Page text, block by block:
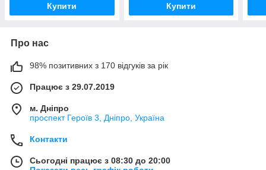
Купити Купити
Про нас
98% позитивних з 170 відгуків за рік
Працює з 29.07.2019
м. Дніпро
проспект Героїв 3, Дніпро, Україна
Контакти
Сьогодні працює з 08:30 до 20:00